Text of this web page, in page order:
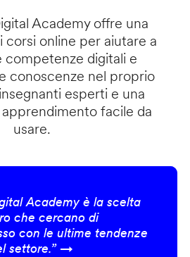
Academy offre una
corsi online per aiutare a
competenze digitali e
conoscenze nel proprio
esperti e una
facile da
usare.
Academy è la scelta
che cercano di
con le ultime tendenze
settore.” →